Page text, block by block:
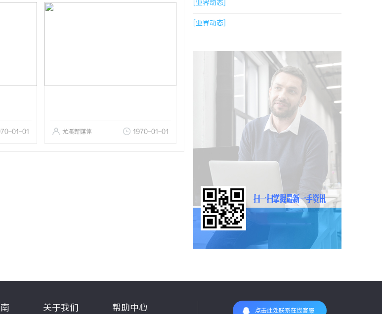
01-01 尤溪新媒体 1970-01-01
[业界动态]
[业界动态]
关于我们 帮助中心 点击此处联系在线客服